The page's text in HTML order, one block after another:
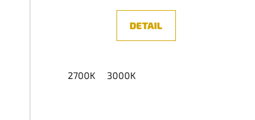
DETAIL
2700K 3000K